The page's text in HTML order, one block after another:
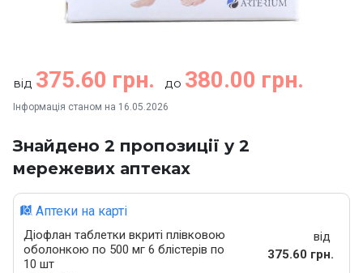
від 375.60 грн. до 380.00 грн.
Інформація станом на 16.05.2026
Знайдено 2 пропозиції у 2
мережевих аптеках
Аптеки на карті
Діофлан таблетки вкриті плівковою
оболонкою по 500 мг 6 блістерів по
10 шт
від
375.60 грн.